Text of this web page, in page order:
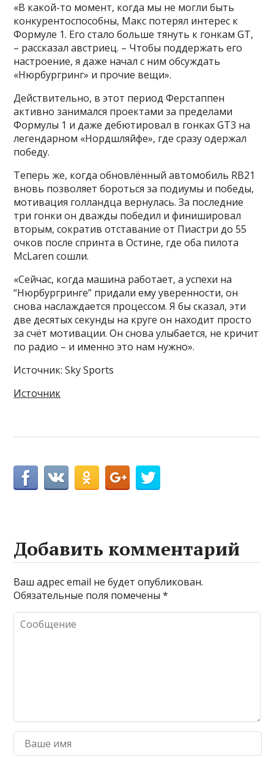
«В какой-то момент, когда мы не могли быть
конкурентоспособны, Макс потерял интерес к
Формуле 1. Его стало больше тянуть к гонкам GT,
– рассказал австриец. – Чтобы поддержать его
настроение, я даже начал с ним обсуждать
«Нюрбургринг» и прочие вещи».
Действительно, в этот период Ферстаппен
активно занимался проектами за пределами
Формулы 1 и даже дебютировал в гонках GT3 на
легендарном «Нордшляйфе», где сразу одержал
победу.
Теперь же, когда обновлённый автомобиль RB21
вновь позволяет бороться за подиумы и победы,
мотивация голландца вернулась. За последние
три гонки он дважды победил и финишировал
вторым, сократив отставание от Пиастри до 55
очков после спринта в Остине, где оба пилота
McLaren сошли.
«Сейчас, когда машина работает, а успехи на
“Нюрбургринге” придали ему уверенности, он
снова наслаждается процессом. Я бы сказал, эти
две десятых секунды на круге он находит просто
за счёт мотивации. Он снова улыбается, не кричит
по радио – и именно это нам нужно».
Источник: Sky Sports
Источник
Добавить комментарий
Ваш адрес email не будет опубликован.
Обязательные поля помечены*